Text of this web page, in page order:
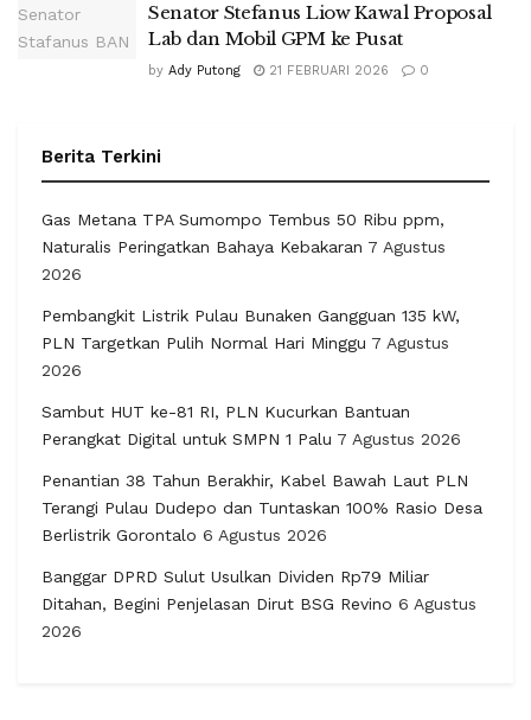
Senator Stefanus Liow Kawal Proposal
Lab dan Mobil GPM ke Pusat
by Ady Putong 21 FEBRUARI 2026 0
Berita Terkini
Gas Metana TPA Sumompo Tembus 50 Ribu ppm,
Naturalis Peringatkan Bahaya Kebakaran 7 Agustus
2026
Pembangkit Listrik Pulau Bunaken Gangguan 135 kW,
PLN Targetkan Pulih Normal Hari Minggu 7 Agustus
2026
Sambut HUT ke-81 RI, PLN Kucurkan Bantuan
Perangkat Digital untuk SMPN 1 Palu 7 Agustus 2026
Penantian 38 Tahun Berakhir, Kabel Bawah Laut PLN
Terangi Pulau Dudepo dan Tuntaskan 100% Rasio Desa
Berlistrik Gorontalo 6 Agustus 2026
Banggar DPRD Sulut Usulkan Dividen Rp79 Miliar
Ditahan, Begini Penjelasan Dirut BSG Revino 6 Agustus
2026